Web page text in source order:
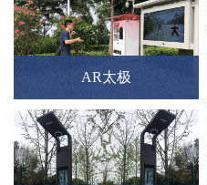
AR太极